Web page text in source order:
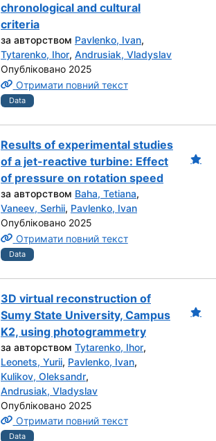
chronological and cultural
criteria
за авторством Pavlenko, Ivan,
Tytarenko, Ihor, Andrusiak, Vladyslav
Опубліковано 2025
Отримати повний текст
Data
Results of experimental studies
of a jet-reactive turbine: Effect
of pressure on rotation speed
за авторством Baha, Tetiana,
Vaneev, Serhii, Pavlenko, Ivan
Опубліковано 2025
Отримати повний текст
Data
3D virtual reconstruction of
Sumy State University, Campus
K2, using photogrammetry
за авторством Tytarenko, Ihor,
Leonets, Yurii, Pavlenko, Ivan,
Kulikov, Oleksandr,
Andrusiak, Vladyslav
Опубліковано 2025
Отримати повний текст
Data